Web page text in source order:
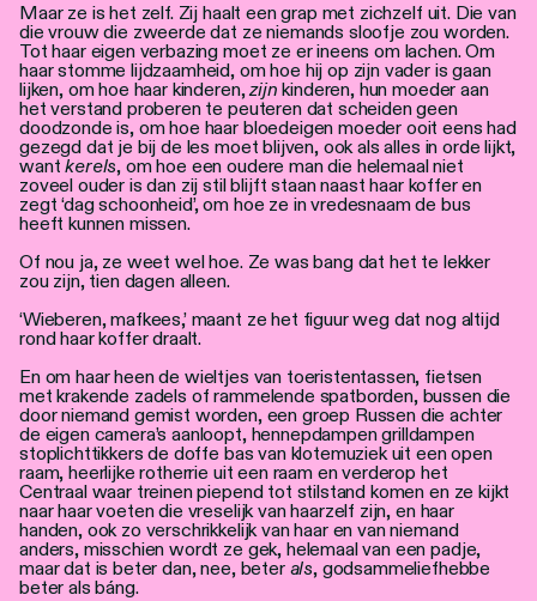
Maar ze is het zelf. Zij haalt een grap met zichzelf uit. Die van
die vrouw die zweerde dat ze niemands sloofje zou worden.
Tot haar eigen verbazing moet ze er ineens om lachen. Om
haar stomme lijdzaamheid, om hoe hij op zijn vader is gaan
lijken, om hoe haar kinderen,zijn kinderen, hun moeder aan
het verstand proberen te peuteren dat scheiden geen
doodzonde is, om hoe haar bloedeigen moeder ooit eens had
gezegd dat je bij de les moet blijven, ook als alles in orde lijkt,
wantkerels, om hoe een oudere man die helemaal niet
zoveel ouder is dan zij stil blijft staan naast haar koffer en
zegt ‘dag schoonheid’, om hoe ze in vredesnaam de bus
heeft kunnen missen.
Of nou ja, ze weet wel hoe. Ze was bang dat het te lekker
zou zijn, tien dagen alleen.
‘Wieberen, mafkees,’ maant ze het figuur weg dat nog altijd
rond haar koffer draalt.
En om haar heen de wieltjes van toeristentassen, fietsen
met krakende zadels of rammelende spatborden, bussen die
door niemand gemist worden, een groep Russen die achter
de eigen camera’s aanloopt, hennepdampen grilldampen
stoplichttikkers de doffe bas van klotemuziek uit een open
raam, heerlijke rotherrie uit een raam en verderop het
Centraal waar treinen piepend tot stilstand komen en ze kijkt
naar haar voeten die vreselijk van haarzelf zijn, en haar
handen, ook zo verschrikkelijk van haar en van niemand
anders, misschien wordt ze gek, helemaal van een padje,
maar dat is beter dan, nee, beter als, godsammeliefhebbe
beter als báng.